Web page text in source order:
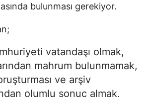
bulunması gerekiyor.
vatandaşı olmak,
mahrum bulunmamak,
ve arşiv
olumlu sonuç almak,